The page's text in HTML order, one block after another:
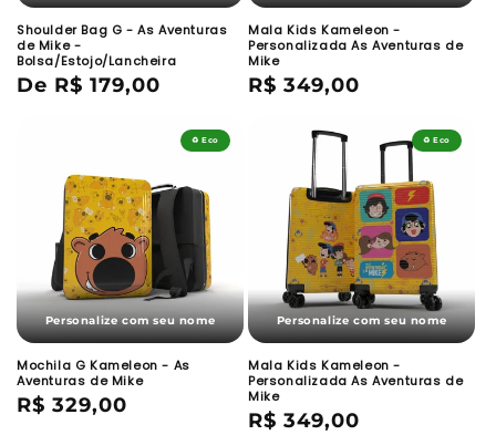
Shoulder Bag G - As Aventuras
de Mike -
Bolsa/Estojo/Lancheira
Preço
De R$ 179,00
Mala Kids Kameleon -
Personalizada As Aventuras de
Mike
Preço
R$ 349,00
♻️ Eco
Personalize com seu nome
Mochila G Kameleon - As
Aventuras de Mike
Preço
R$ 329,00
♻️ Eco
Personalize com seu nome
Mala Kids Kameleon -
Personalizada As Aventuras de
Mike
Preço
R$ 349,00